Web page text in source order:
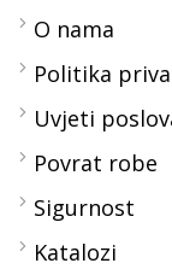
O nama
Politika
Uvjeti
Povrat robe
Sigurnost
Katalozi